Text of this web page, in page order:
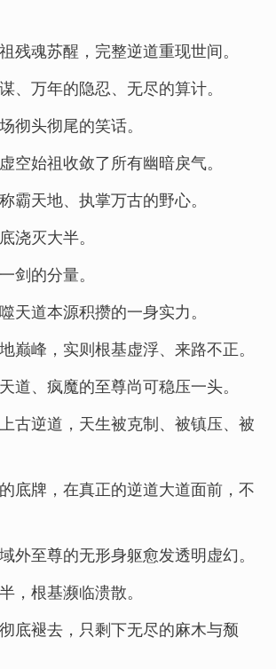
残魂苏醒，完整逆道重现世间。
、万年的隐忍、无尽的算计。
彻头彻尾的笑话。
空始祖收敛了所有幽暗戾气。
霸天地、执掌万古的野心。
浇灭大半。
剑的分量。
天道本源积攒的一身实力。
巅峰，实则根基虚浮、来路不正。
道、疯魔的至尊尚可稳压一头。
古逆道，天生被克制、被镇压、被
底牌，在真正的逆道大道面前，不
外至尊的无形身躯愈发透明虚幻。
，根基濒临溃散。
底褪去，只剩下无尽的麻木与颓